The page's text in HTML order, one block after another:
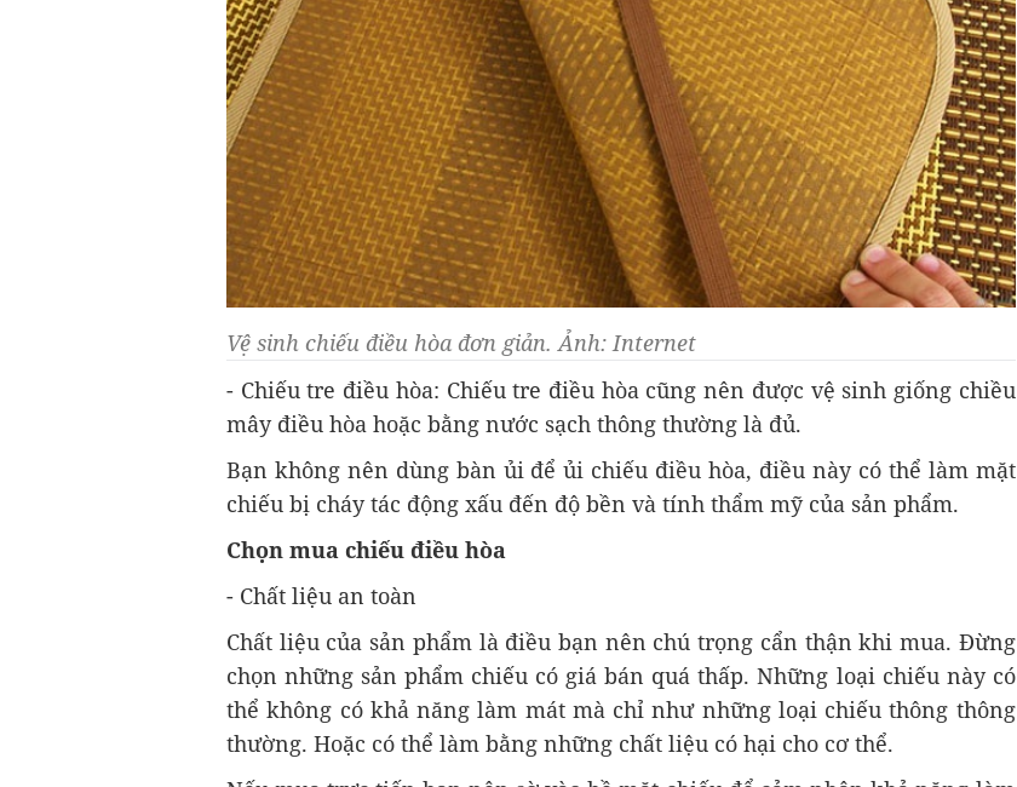
Vệ sinh chiếu điều hòa đơn giản. Ảnh: Internet
- Chiếu tre điều hòa: Chiếu tre điều hòa cũng nên được vệ sinh giống chiều
mây điều hòa hoặc bằng nước sạch thông thường là đủ.
Bạn không nên dùng bàn ủi để ủi chiếu điều hòa, điều này có thể làm mặt
chiếu bị cháy tác động xấu đến độ bền và tính thẩm mỹ của sản phẩm.
Chọn mua chiếu điều hòa
- Chất liệu an toàn
Chất liệu của sản phẩm là điều bạn nên chú trọng cẩn thận khi mua. Đừng
chọn những sản phẩm chiếu có giá bán quá thấp. Những loại chiếu này có
thể không có khả năng làm mát mà chỉ như những loại chiếu thông thông
thường. Hoặc có thể làm bằng những chất liệu có hại cho cơ thể.